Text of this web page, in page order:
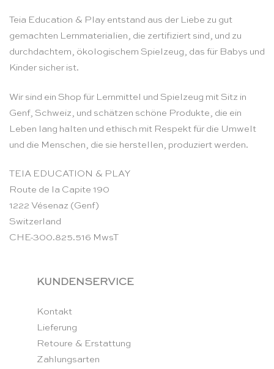
Teia Education & Play entstand aus der Liebe zu gut
gemachten Lernmaterialien, die zertifiziert sind, und zu
durchdachtem, ökologischem Spielzeug, das für Babys und
Kinder sicher ist.
Wir sind ein Shop für Lernmittel und Spielzeug mit Sitz in
Genf, Schweiz, und schätzen schöne Produkte, die ein
Leben lang halten und ethisch mit Respekt für die Umwelt
und die Menschen, die sie herstellen, produziert werden.
TEIA EDUCATION & PLAY
Route de la Capite 190
1222 Vésenaz (Genf)
Switzerland
CHE-300.825.516 MwsT
KUNDENSERVICE
Kontakt
Lieferung
Retoure & Erstattung
Zahlungsarten